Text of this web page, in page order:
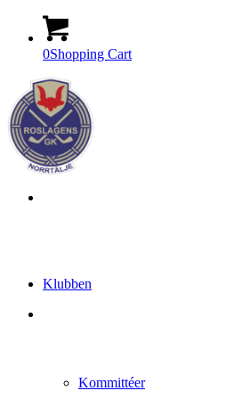
0Shopping Cart
Klubben
Kommittéer